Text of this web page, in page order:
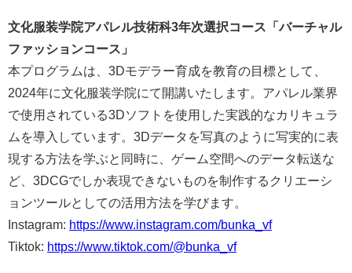
文化服装学院アパレル技術科3年次選択コース「バーチャル
ファッションコース」
本プログラムは、3Dモデラー育成を教育の目標として、
2024年に文化服装学院にて開講いたします。アパレル業界
で使用されている3Dソフトを使用した実践的なカリキュラ
ムを導入しています。3Dデータを写真のように写実的に表
現する方法を学ぶと同時に、ゲーム空間へのデータ転送な
ど、3DCGでしか表現できないものを制作するクリエーシ
ョンツールとしての活用方法を学びます。
Instagram: https://www.instagram.com/bunka_vf
Tiktok: https://www.tiktok.com/@bunka_vf